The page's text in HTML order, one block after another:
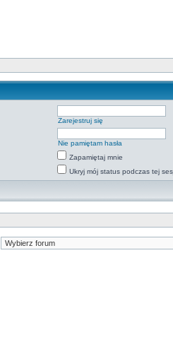
Zarejestruj się
Nie pamiętam hasła
Zapamiętaj mnie
Ukryj mój status podczas tej